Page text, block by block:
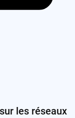
les réseaux